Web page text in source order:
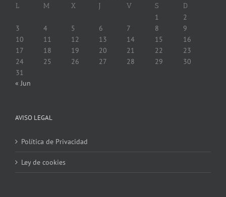
L M X J V S D
1
2
3
4 5 6 7 8
9
10
11 12 13 14 15
16
17
18 19 20 21 22
23
24
25 26 27 28 29
30
31
« Jun
AVISO LEGAL
Política de Privacidad
Ley de cookies